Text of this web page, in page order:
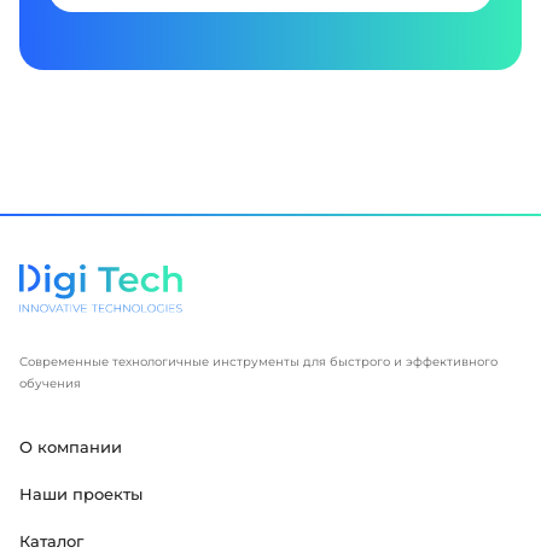
Современные технологичные инструменты для быстрого и эффективного
обучения
О компании
Наши проекты
Каталог